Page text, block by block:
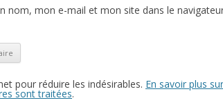
nom, mon e-mail et mon site dans le
pour réduire les indésirables. En savoir plus
sont traitées.